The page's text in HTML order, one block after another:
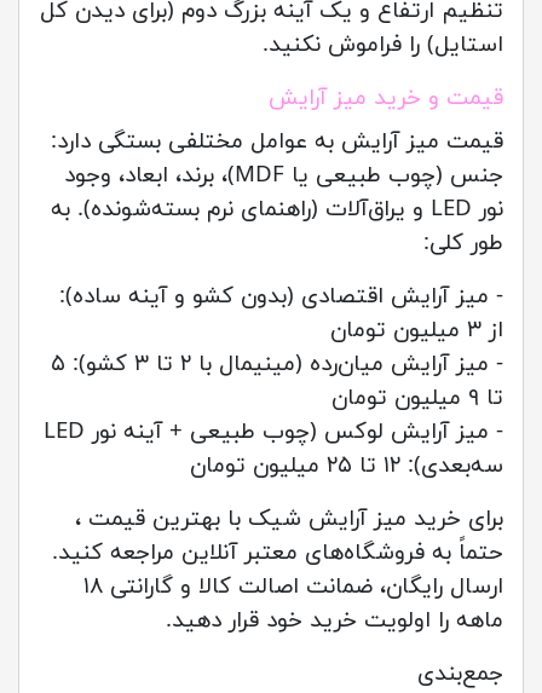
تنظیم ارتفاع و یک آینه بزرگ دوم (برای دیدن کل
استایل) را فراموش نکنید.
قیمت و خرید میز آرایش
قیمت میز آرایش به عوامل مختلفی بستگی دارد:
جنس (چوب طبیعی یا MDF)، برند، ابعاد، وجود
نور LED و یراق‌آلات (راهنمای نرم بسته‌شونده). به
طور کلی:
- میز آرایش اقتصادی (بدون کشو و آینه ساده):
از ۳ میلیون تومان
- میز آرایش میان‌رده (مینیمال با ۲ تا ۳ کشو): ۵
تا ۹ میلیون تومان
- میز آرایش لوکس (چوب طبیعی + آینه نور LED
سه‌بعدی): ۱۲ تا ۲۵ میلیون تومان
برای خرید میز آرایش شیک با بهترین قیمت ،
حتماً به فروشگاه‌های معتبر آنلاین مراجعه کنید.
ارسال رایگان، ضمانت اصالت کالا و گارانتی ۱۸
ماهه را اولویت خرید خود قرار دهید.
جمع‌بندی